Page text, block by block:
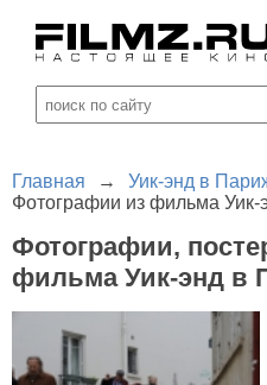
Главная → Уик-энд в
Фотографии из фильма
Фотографии,
фильма Уик-энд в